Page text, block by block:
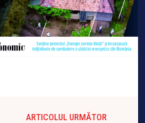
ARTICOLUL URMĂTOR